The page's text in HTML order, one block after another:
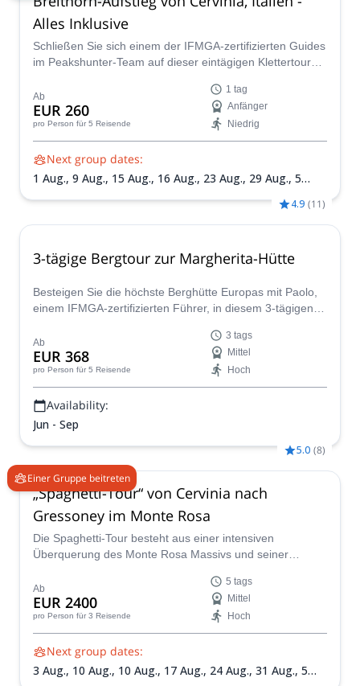
Alles Inklusive
Schließen Sie sich einem der IFMGA-zertifizierten Guides
im Peakshunter-Team auf dieser eintägigen Klettertour
den Sie in den Alpen besteigen können.
Ab
EUR 260
pro Person für 5 Reisende
1 tag
Anfänger
Niedrig
Next group dates:
1 Aug., 9 Aug., 15 Aug., 16 Aug., 23 Aug., 29 Aug., 5
4.9 (11)
3-tägige Bergtour zur Margherita-Hütte
Besteigen Sie die höchste Berghütte Europas mit Paolo,
einem IFMGA-zertifizierten Führer, in diesem 3-tägigen
Ausblicke!
Ab
EUR 368
pro Person für 5 Reisende
3 tags
Mittel
Hoch
Availability:
Jun - Sep
Einer Gruppe beitreten
5.0 (8)
„Spaghetti-Tour“ von Cervinia nach
Gressoney im Monte Rosa
Die Spaghetti-Tour besteht aus einer intensiven
Überquerung des Monte Rosa Massivs und seiner
IFMGA-zertifizierten Guides im Peakshunter-Team
reichen aus, um den besten Eindruck der Region zu
bekommen!
Ab
EUR 2400
pro Person für 3 Reisende
5 tags
Mittel
Hoch
Next group dates:
3 Aug., 10 Aug., 10 Aug., 17 Aug., 24 Aug., 31 Aug., 5